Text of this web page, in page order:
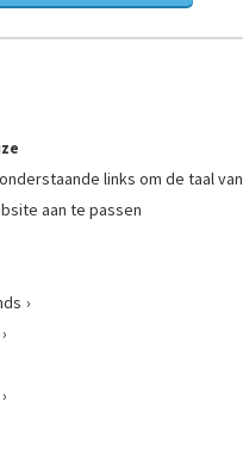
links om de taal van
aan te passen